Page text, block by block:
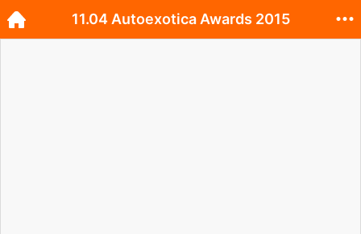
11.04 Autoexotica Awards 2015